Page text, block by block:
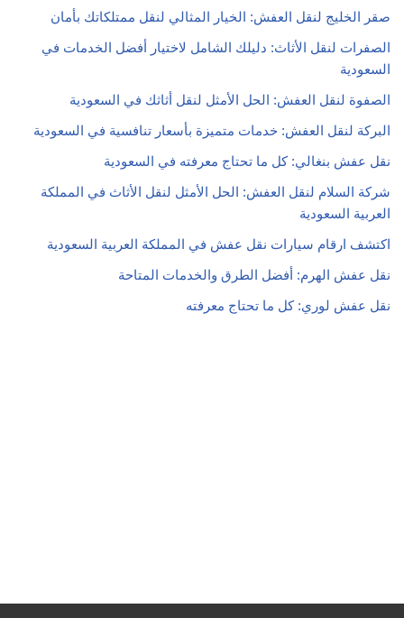
صقر الخليج لنقل العفش: الخيار المثالي لنقل ممتلكاتك بأمان
الصفرات لنقل الأثاث: دليلك الشامل لاختيار أفضل الخدمات في
السعودية
الصفوة لنقل العفش: الحل الأمثل لنقل أثاثك في السعودية
البركة لنقل العفش: خدمات متميزة بأسعار تنافسية في السعودية
نقل عفش بنغالي: كل ما تحتاج معرفته في السعودية
شركة السلام لنقل العفش: الحل الأمثل لنقل الأثاث في المملكة
العربية السعودية
اكتشف ارقام سيارات نقل عفش في المملكة العربية السعودية
نقل عفش الهرم: أفضل الطرق والخدمات المتاحة
نقل عفش لوري: كل ما تحتاج معرفته